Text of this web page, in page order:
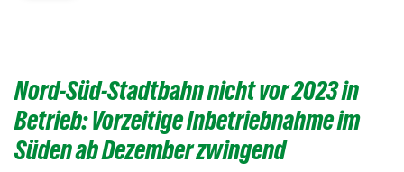
Nord-Süd-Stadtbahn nicht vor 2023 in
Betrieb: Vorzeitige Inbetriebnahme im
Süden ab Dezember zwingend